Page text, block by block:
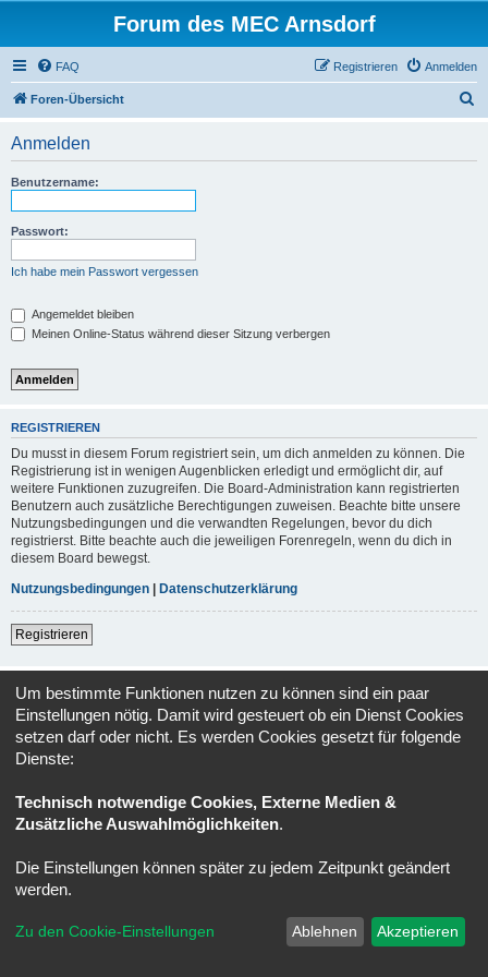
Forum des MEC Arnsdorf
FAQ Anmelden
Registrieren
Foren-Übersicht
Anmelden
Benutzername:
Passwort:
Ich habe mein Passwort vergessen
Angemeldet bleiben
Meinen Online-Status während dieser Sitzung verbergen
REGISTRIEREN
Du musst in diesem Forum registriert sein, um dich anmelden zu können. Die
Registrierung ist in wenigen Augenblicken erledigt und ermöglicht dir, auf
weitere Funktionen zuzugreifen. Die Board-Administration kann registrierten
Benutzern auch zusätzliche Berechtigungen zuweisen. Beachte bitte unsere
Nutzungsbedingungen und die verwandten Regelungen, bevor du dich
registrierst. Bitte beachte auch die jeweiligen Forenregeln, wenn du dich in
diesem Board bewegst.
Nutzungsbedingungen | Datenschutzerklärung
Registrieren
Foren-Übersicht Alle Zeiten sindUTC+02:00
Powered by phpBB
® Forum Software © phpBB Limited
phpBB.de
Um bestimmte Funktionen nutzen zu können sind ein paar
Einstellungen nötig. Damit wird gesteuert ob ein Dienst Cookies
setzen darf oder nicht. Es werden Cookies gesetzt für folgende
Dienste:
Technisch notwendige Cookies, Externe Medien &
Zusätzliche Auswahlmöglichkeiten.
Die Einstellungen können später zu jedem Zeitpunkt geändert
werden.
Zu den Cookie-Einstellungen Ablehnen Akzeptieren